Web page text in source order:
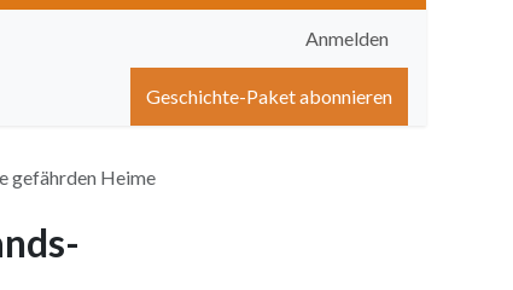
Anmelden
Hilfe
Geschichte-Paket abonnieren
gefährden Heime